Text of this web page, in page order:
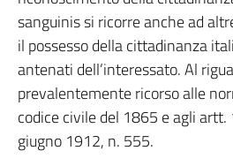
sanguinis si ricorre anche ad
il possesso della cittadinanza
antenati dell’interessato. Al
prevalentemente ricorso alle
codice civile del 1865 e agli artt.
giugno 1912, n. 555.